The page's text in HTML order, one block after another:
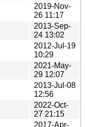
2019-Nov-
26 11:17
2013-Sep-
24 13:02
2012-Jul-19
10:29
2021-May-
29 12:07
2013-Jul-08
12:56
2022-Oct-
27 21:15
2017-Apr-